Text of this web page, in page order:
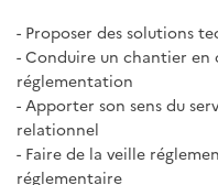
- Proposer des solutions
- Conduire un chantier en
réglementation
- Apporter son sens du
relationnel
- Faire de la veille
réglementaire